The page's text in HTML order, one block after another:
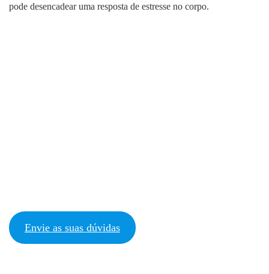
pode desencadear uma resposta de estresse no corpo.
Envie as suas dúvidas